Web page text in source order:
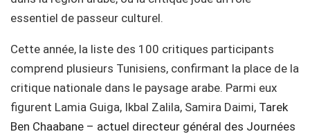
essentiel de passeur culturel.
Cette année, la liste des 100 critiques participants
comprend plusieurs Tunisiens, confirmant la place de la
critique nationale dans le paysage arabe. Parmi eux
figurent Lamia Guiga, Ikbal Zalila, Samira Daimi, Tarek
Ben Chaabane – actuel directeur général des Journées